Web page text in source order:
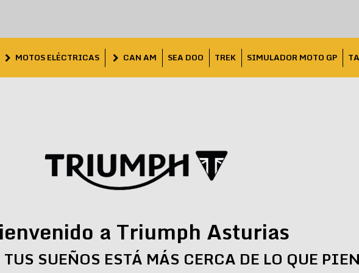
MOTOS ELÉCTRICAS CAN AM SEA DOO TREK SIMULADOR MOTO GP
a Triumph Asturias
SUEÑOS ESTÁ MÁS CERCA DE LO QUE